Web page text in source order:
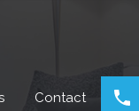
Contact